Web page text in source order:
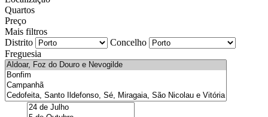
Quartos
Preço
Mais filtros
Distrito
Concelho
Freguesia